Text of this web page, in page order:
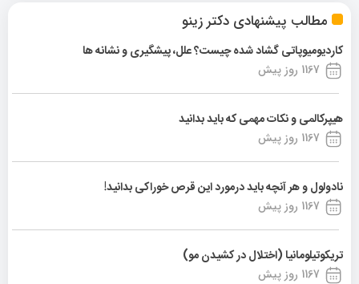
مطالب پیشنهادی دکتر زینو
کاردیومیوپاتی گشاد شده چیست؟ علل، پیشگیری و نشانه ها
1167 روز پیش
هیپرکالمی و نکات مهمی که باید بدانید
1167 روز پیش
نادولول و هر آنچه باید درمورد این قرص خوراکی بدانید!
1167 روز پیش
تریکوتیلومانیا (اختلال در کشیدن مو)
1167 روز پیش